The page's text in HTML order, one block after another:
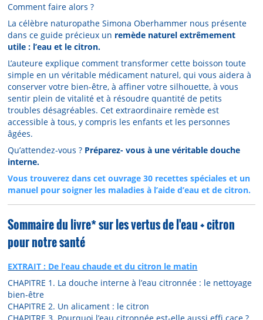
Comment faire alors ?
La célèbre naturopathe Simona Oberhammer nous présente
dans ce guide précieux un remède naturel extrêmement
utile : l’eau et le citron.
L’auteure explique comment transformer cette boisson toute
simple en un véritable médicament naturel, qui vous aidera à
conserver votre bien-être, à affiner votre silhouette, à vous
sentir plein de vitalité et à résoudre quantité de petits
troubles désagréables. Cet extraordinaire remède est
accessible à tous, y compris les enfants et les personnes
âgées.
Qu’attendez-vous ? Préparez- vous à une véritable douche
interne.
Vous trouverez dans cet ouvrage 30 recettes spéciales et un
manuel pour soigner les maladies à l’aide d’eau et de citron.
Sommaire du livre* sur les vertus de l'eau + citron
pour notre santé
EXTRAIT : De l’eau chaude et du citron le matin
CHAPITRE 1. La douche interne à l’eau citronnée : le nettoyage
bien-être
CHAPITRE 2. Un alicament : le citron